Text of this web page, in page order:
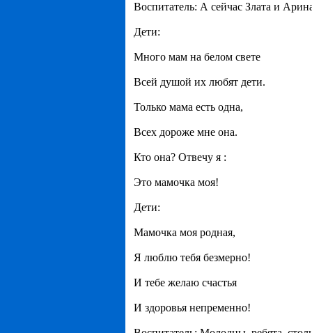
Воспитатель: А сейчас Злата и
Дети:
Много мам на белом свете
Всей душой их любят дети.
Только мама есть одна,
Всех дороже мне она.
Кто она? Отвечу я :
Это мамочка моя!
Дети:
Мамочка моя родная,
Я люблю тебя безмерно!
И тебе желаю счастья
И здоровья непременно!